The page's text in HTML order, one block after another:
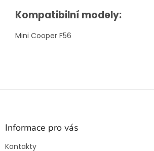
Kompatibilní modely:
Mini Cooper F56
Z
Informace pro vás
Kontakty